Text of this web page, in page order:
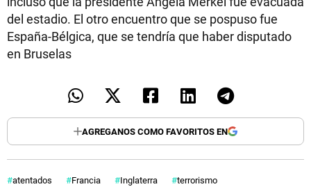
del estadio. El otro encuentro que se pospuso fue
España-Bélgica, que se tendría que haber disputado
en Bruselas
AGREGANOS COMO FAVORITOS EN
atentados Francia Inglaterra terrorismo